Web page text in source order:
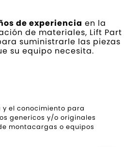
de experiencia en la
de materiales, Lift Part
suministrarle las piezas
su equipo necesita.
y el conocimiento para
genericos y/o originales
montacargas o equipos